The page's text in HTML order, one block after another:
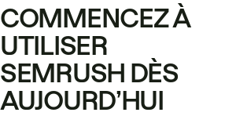
COMMENCEZ À
UTILISER
SEMRUSH DÈS
AUJOURD’HUI